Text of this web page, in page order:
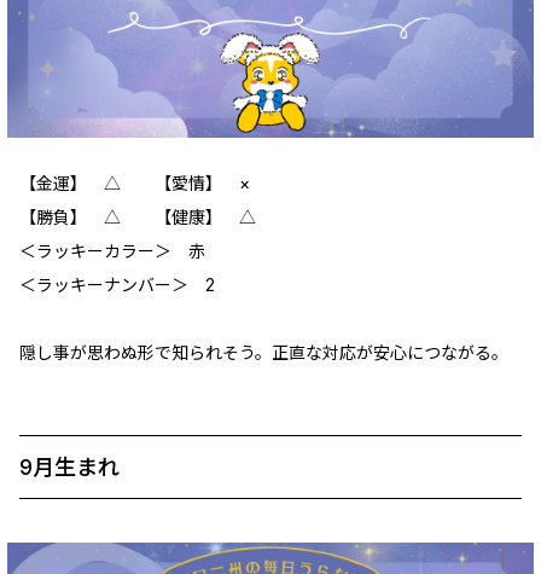
【金運】 △ 【愛情】 ×
【勝負】 △ 【健康】 △
＜ラッキーカラー＞ 赤
＜ラッキーナンバー＞ 2
隠し事が思わぬ形で知られそう。正直な対応が安心につながる。
9月生まれ